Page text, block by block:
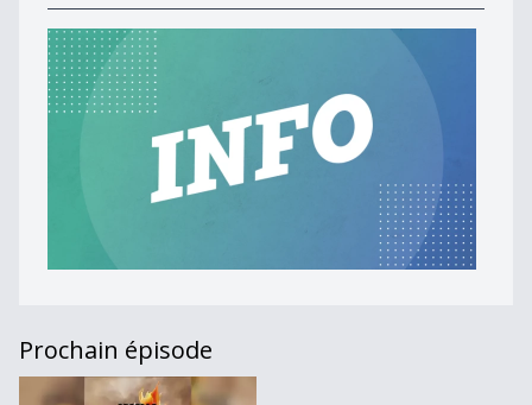
Prochain épisode
Journal du 10 juillet 2026